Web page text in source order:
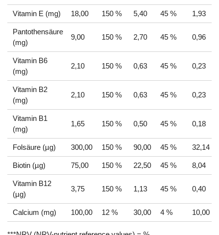
Vitamin E (mg) 18,00 150 % 5,40 45 % 1,93
Pantothensäure
(mg)
9,00 150 % 2,70 45 % 0,96
Vitamin B6
(mg)
2,10 150 % 0,63 45 % 0,23
Vitamin B2
(mg)
2,10 150 % 0,63 45 % 0,23
Vitamin B1
(mg)
1,65 150 % 0,50 45 % 0,18
Folsäure (µg) 300,00 150 % 90,00 45 % 32,14
Biotin (µg) 75,00 150 % 22,50 45 % 8,04
Vitamin B12
(µg)
3,75 150 % 1,13 45 % 0,40
Calcium (mg) 100,00 12 % 30,00 4 % 10,00